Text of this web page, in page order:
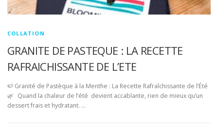
COLLATION
GRANITE DE PASTEQUE : LA RECETTE
RAFRAICHISSANTE DE L’ETE
🍉 Granité de Pastèque à la Menthe : La Recette Rafraîchissante de l’Été
🌿 Quand la chaleur de l’été devient accablante, rien de mieux qu’un
dessert frais et hydratant. …